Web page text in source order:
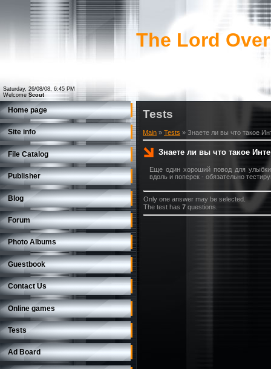
Saturday, 26/08/08, 6:45 PM
Welcome Scout
The Lord
Home page
Site info
File Catalog
Publisher
Blog
Forum
Photo Albums
Guestbook
Contact Us
Online games
Tests
Ad Board
Tests
Main » Tests » Знаете ли вы что такое
Знаете ли вы что такое
Еще один хороший повод для
вдоль и поперек - обязательно
Only one answer may be selected.
The test has 7 questions.